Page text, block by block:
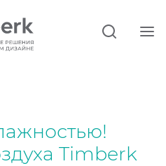
Timberk